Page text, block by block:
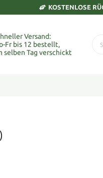
KOSTENLOSE
Versand:
Fr bis 12 bestellt,
selben Tag verschickt